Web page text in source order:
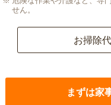
せん。
お掃除
まずは家